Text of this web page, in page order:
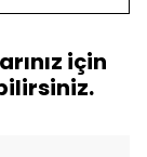
için